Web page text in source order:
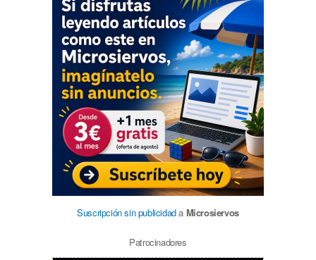
Suscripción sin publicidada Microsiervos
Patrocinadores